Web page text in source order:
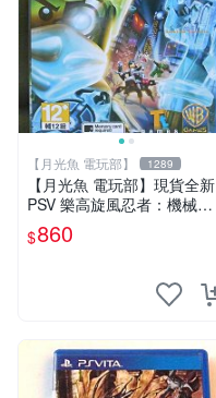
【月光魚 電玩部】 1289
【月光魚 電玩部】現貨全新
PSV 樂高旋風忍者：機械忍
者 亞版英文版 LEGO Ninjag
o: Nindroids
$860